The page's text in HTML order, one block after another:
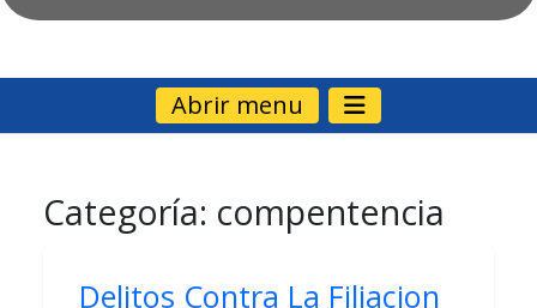
Abrir menu
Categoría: compentencia
Delitos Contra La Filiacion